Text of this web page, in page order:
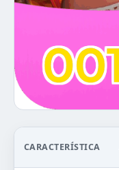
CARACTERÍSTICA